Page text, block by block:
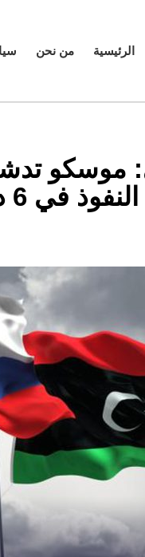
الرئيسية من نحن
موسكو
بينها ليبيا